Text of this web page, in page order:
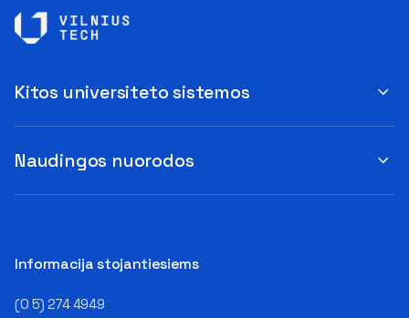
Informacija stojantiesiems
(0 5) 274 4949
Naudingos nuorodos
Kitos universiteto sistemos